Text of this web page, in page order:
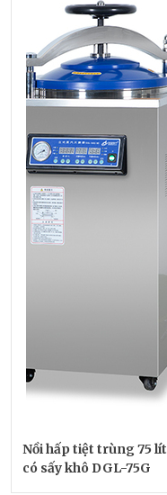
Nồi hấp tiệt trùng 75 lít
có sấy khô DGL-75G